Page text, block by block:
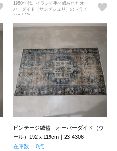
1950年代、イランで手で織られたオー
バーダイド（サングシュリ）のトライ
バル絨毯。
ビンテージ絨毯｜オーバーダイド（ウ
ール）192ｘ119cm｜23-4306
在庫数： 0点